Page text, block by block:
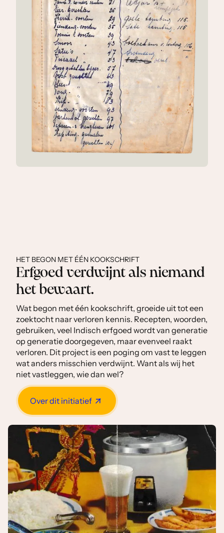
HET BEGON MET ÉÉN KOOKSCHRIFT
Erfgoed verdwijnt als niemand
het bewaart.
Wat begon met één kookschrift, groeide uit tot een
zoektocht naar verloren kennis. Recepten, woorden,
gebruiken, veel Indisch erfgoed wordt van generatie
op generatie doorgegeven, maar evenveel raakt
verloren. Dit project is een poging om vast te leggen
wat anders misschien verdwijnt. Want als wij het
niet vastleggen, wie dan wel?
Over dit initiatief